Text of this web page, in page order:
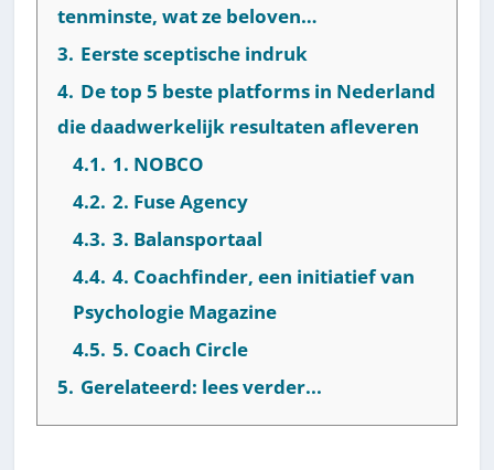
tenminste, wat ze beloven…
3. Eerste sceptische indruk
4. De top 5 beste platforms in Nederland
die daadwerkelijk resultaten afleveren
4.1. 1. NOBCO
4.2. 2. Fuse Agency
4.3. 3. Balansportaal
4.4. 4. Coachfinder, een initiatief van
Psychologie Magazine
4.5. 5. Coach Circle
5. Gerelateerd: lees verder...